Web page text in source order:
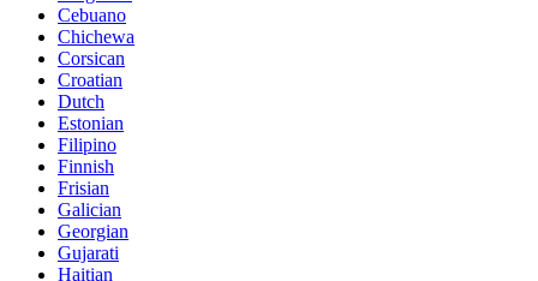
Cebuano
Chichewa
Corsican
Croatian
Dutch
Estonian
Filipino
Finnish
Frisian
Galician
Georgian
Gujarati
Haitian